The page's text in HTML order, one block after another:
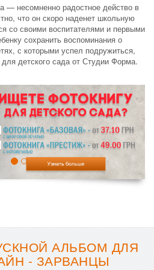
— несомненно радостное действо в
что он скоро наденет школьную
со своими воспитателями и первыми
сохранить воспоминания о
с которыми успел подружиться,
детского сада от Студии Форма.
АЛЬБОМ ДЛЯ
- ЗАРВАНЦЫ